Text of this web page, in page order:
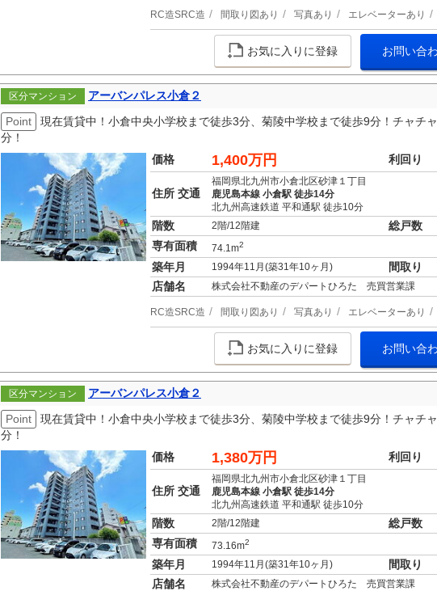
RC造SRC造 間取り図あり 写真あり エレベーターあり
お気に入りに登録 お問い合
区分マンション
アーバンパレス小倉２
Point
現在賃貸中！小倉中央小学校まで徒歩3分、菊陵中学校まで徒歩9分！チャチ
分！
価格
1,400万円 利回り
住所 交通
福岡県北九州市小倉北区砂津１丁目
鹿児島本線 小倉駅 徒歩14分
北九州高速鉄道 平和通駅 徒歩10分
階数 2階/12階建 総戸数
専有面積 74.1m2
築年月 1994年11月(築31年10ヶ月) 間取り
店舗名 株式会社不動産のデパートひろた 売買営業課
RC造SRC造 間取り図あり 写真あり エレベーターあり
お気に入りに登録 お問い合
区分マンション
アーバンパレス小倉２
Point
現在賃貸中！小倉中央小学校まで徒歩3分、菊陵中学校まで徒歩9分！チャチ
分！
価格
1,380万円 利回り
住所 交通
福岡県北九州市小倉北区砂津１丁目
鹿児島本線 小倉駅 徒歩14分
北九州高速鉄道 平和通駅 徒歩10分
階数 2階/12階建 総戸数
専有面積 73.16m2
築年月 1994年11月(築31年10ヶ月) 間取り
店舗名 株式会社不動産のデパートひろた 売買営業課